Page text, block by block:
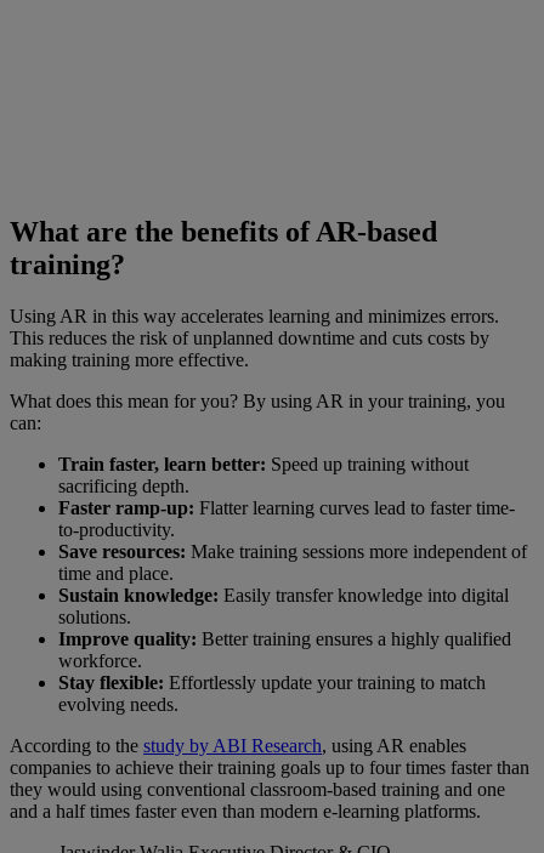
What are the benefits of AR-based
training?
Using AR in this way accelerates learning and minimizes errors.
This reduces the risk of unplanned downtime and cuts costs by
making training more effective.
What does this mean for you? By using AR in your training, you
can:
Train faster, learn better: Speed up training without
sacrificing depth.
Faster ramp-up: Flatter learning curves lead to faster time-
to-productivity.
Save resources: Make training sessions more independent of
time and place.
Sustain knowledge: Easily transfer knowledge into digital
solutions.
Improve quality: Better training ensures a highly qualified
workforce.
Stay flexible: Effortlessly update your training to match
evolving needs.
According to the study by ABI Research, using AR enables
companies to achieve their training goals up to four times faster than
they would using conventional classroom-based training and one
and a half times faster even than modern e-learning platforms.